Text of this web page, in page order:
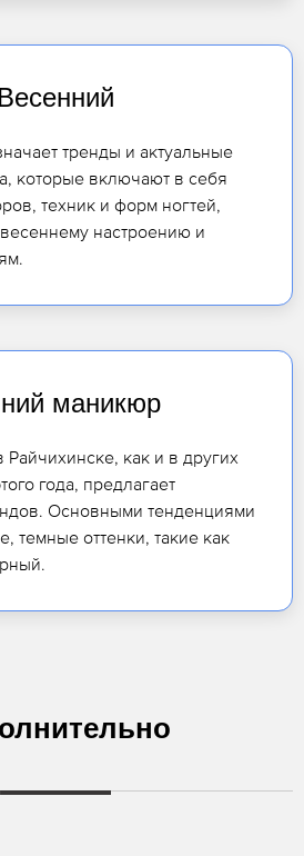
Весенний
тренды и актуальные
которые включают в себя
техник и форм ногтей,
настроению и
маникюр
как и в других
года, предлагает
Основными тенденциями
темные оттенки, такие как